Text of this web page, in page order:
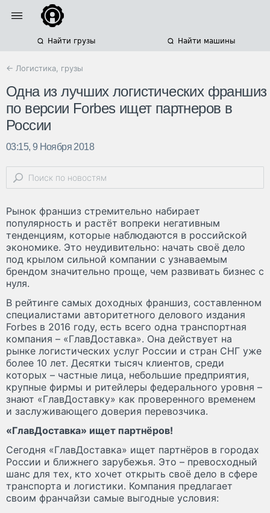
Найти грузы Найти машины
← Логистика, грузы
Одна из лучших логистических франшиз
по версии Forbes ищет партнеров в
России
03:15, 9 Ноября 2018
Рынок франшиз стремительно набирает
популярность и растёт вопреки негативным
тенденциям, которые наблюдаются в российской
экономике. Это неудивительно: начать своё дело
под крылом сильной компании с узнаваемым
брендом значительно проще, чем развивать бизнес с
нуля.
В рейтинге самых доходных франшиз, составленном
специалистами авторитетного делового издания
Forbes в 2016 году, есть всего одна транспортная
компания – «ГлавДоставка». Она действует на
рынке логистических услуг России и стран СНГ уже
более 10 лет. Десятки тысяч клиентов, среди
которых – частные лица, небольшие предприятия,
крупные фирмы и ритейлеры федерального уровня –
знают «ГлавДоставку» как проверенного временем
и заслуживающего доверия перевозчика.
«ГлавДоставка» ищет партнёров!
Сегодня «ГлавДоставка» ищет партнёров в городах
России и ближнего зарубежья. Это – превосходный
шанс для тех, кто хочет открыть своё дело в сфере
транспорта и логистики. Компания предлагает
своим франчайзи самые выгодные условия: